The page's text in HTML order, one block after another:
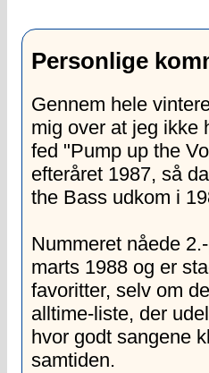
Personlige
Gennem hele
mig over at jeg ikke
fed "Pump up the
efteråret 1987, så
the Bass udkom i
Nummeret nåede
marts 1988 og er
favoritter, selv om
alltime-liste, der
hvor godt sangene
samtiden.